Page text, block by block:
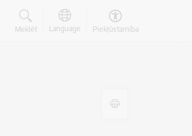
Meklēt Language Piekļūstamība